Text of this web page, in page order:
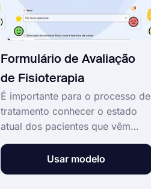
Formulário de Avaliação
de Fisioterapia
É importante para o processo de
tratamento conhecer o estado
atual dos pacientes que vêm
para fisioterapia. Use o modelo
de formulário de avaliação de
fisioterapia gratuito do
Usar modelo